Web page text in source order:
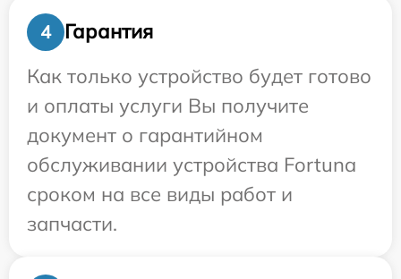
4
Гарантия
Как только устройство будет готово
и оплаты услуги Вы получите
документ о гарантийном
обслуживании устройства Fortuna
сроком на все виды работ и
запчасти.